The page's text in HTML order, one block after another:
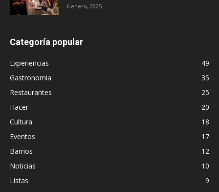
6 enero, 2025
Categoría popular
Experiencias
49
Gastronomia
35
Restaurantes
25
Hacer
20
Cultura
18
Eventos
17
Barrios
12
Noticias
10
Listas
9